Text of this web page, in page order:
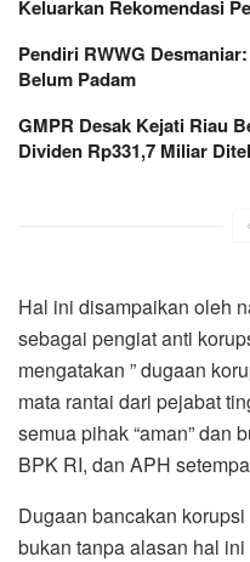
Keluarkan Rekomendasi
Pendiri RWWG
Belum Padam
GMPR Desak Kejati Riau
Dividen Rp331,7 Miliar
Hal ini disampaikan oleh
sebagai pengiat anti
mengatakan ” dugaan
mata rantai dari pejabat
semua pihak “aman” dan
BPK RI, dan APH
Dugaan bancakan
bukan tanpa alasan hal